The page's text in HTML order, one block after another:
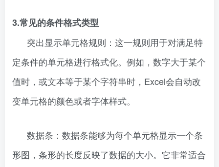
3.常见的条件格式类型
突出显示单元格规则：这一规则用于对满足特
定条件的单元格进行格式化。例如，数字大于某个
值时，或文本等于某个字符串时，Excel会自动改
变单元格的颜色或者字体样式。
数据条：数据条能够为每个单元格显示一个条
形图，条形的长度反映了数据的大小。它非常适合